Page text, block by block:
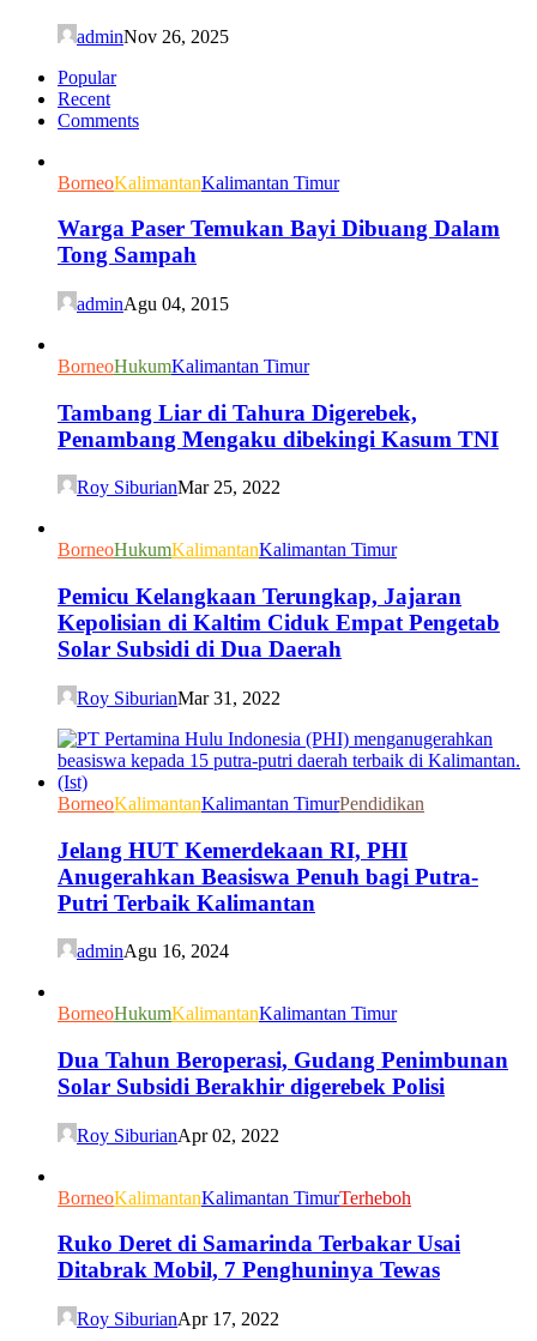
adminNov 26, 2025
Popular
Recent
Comments
BorneoKalimantanKalimantan Timur
Warga Paser Temukan Bayi Dibuang Dalam
Tong Sampah
adminAgu 04, 2015
BorneoHukumKalimantan Timur
Tambang Liar di Tahura Digerebek,
Penambang Mengaku dibekingi Kasum TNI
Roy SiburianMar 25, 2022
BorneoHukumKalimantanKalimantan Timur
Pemicu Kelangkaan Terungkap, Jajaran
Kepolisian di Kaltim Ciduk Empat Pengetab
Solar Subsidi di Dua Daerah
Roy SiburianMar 31, 2022
BorneoKalimantanKalimantan TimurPendidikan
Jelang HUT Kemerdekaan RI, PHI
Anugerahkan Beasiswa Penuh bagi Putra-
Putri Terbaik Kalimantan
adminAgu 16, 2024
BorneoHukumKalimantanKalimantan Timur
Dua Tahun Beroperasi, Gudang Penimbunan
Solar Subsidi Berakhir digerebek Polisi
Roy SiburianApr 02, 2022
BorneoKalimantanKalimantan TimurTerheboh
Ruko Deret di Samarinda Terbakar Usai
Ditabrak Mobil, 7 Penghuninya Tewas
Roy SiburianApr 17, 2022